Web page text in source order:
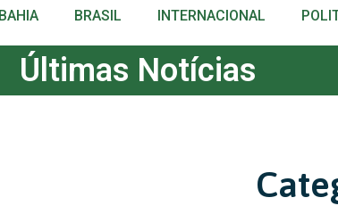
BAHIA BRASIL INTERNACIONAL
Últimas Notícias